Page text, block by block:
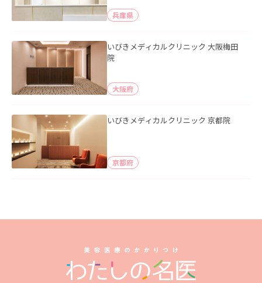
兵庫県
いびきメディカルクリニック 大阪梅田
院
大阪府
いびきメディカルクリニック 京都院
京都府